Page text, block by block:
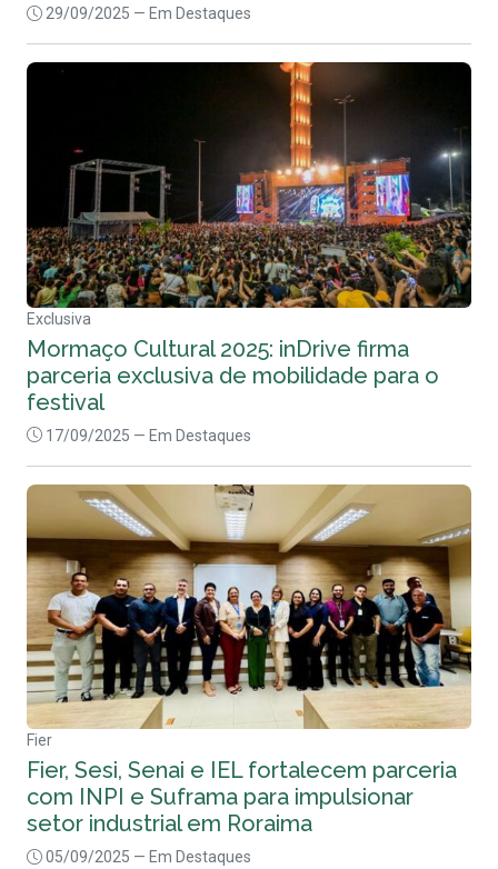
29/09/2025 — Em Destaques
Exclusiva
Mormaço Cultural 2025: inDrive firma
parceria exclusiva de mobilidade para o
festival
17/09/2025 — Em Destaques
Fier
Fier, Sesi, Senai e IEL fortalecem parceria
com INPI e Suframa para impulsionar
setor industrial em Roraima
05/09/2025 — Em Destaques